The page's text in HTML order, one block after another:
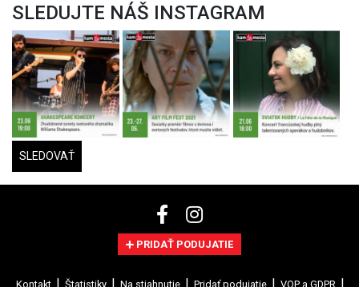
SLEDUJTE NÁŠ INSTAGRAM
SLEDOVAŤ
PRIDAŤ PODUJATIE
Kontakt Štatistiky Na stiahnutie Pridať podujatie VOP a GDPR